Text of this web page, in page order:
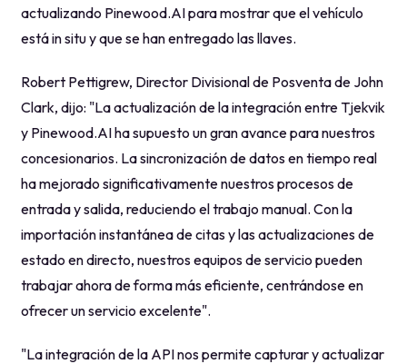
actualizando Pinewood.AI para mostrar que el vehículo
está in situ y que se han entregado las llaves.
Robert Pettigrew, Director Divisional de Posventa de John
Clark, dijo: "La actualización de la integración entre Tjekvik
y Pinewood.AI ha supuesto un gran avance para nuestros
concesionarios. La sincronización de datos en tiempo real
ha mejorado significativamente nuestros procesos de
entrada y salida, reduciendo el trabajo manual. Con la
importación instantánea de citas y las actualizaciones de
estado en directo, nuestros equipos de servicio pueden
trabajar ahora de forma más eficiente, centrándose en
ofrecer un servicio excelente".
"La integración de la API nos permite capturar y actualizar